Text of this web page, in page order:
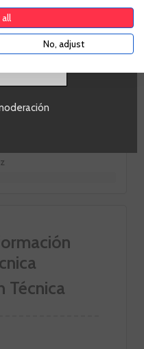
Técnica
más de18años
No, adjust